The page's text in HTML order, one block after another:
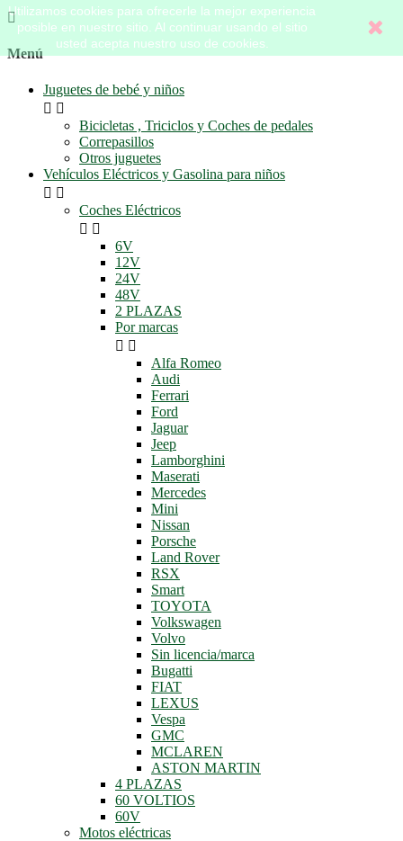
Utilizamos cookies para ofrecerle la mejor experiencia
posible en nuestro sitio. Al continuar usando el sitio
usted acepta nuestro uso de cookies.

Menú
Juguetes de bebé y niños
 
Bicicletas , Triciclos y Coches de pedales
Correpasillos
Otros juguetes
Vehículos Eléctricos y Gasolina para niños
 
Coches Eléctricos
 
6V
12V
24V
48V
2 PLAZAS
Por marcas
 
Alfa Romeo
Audi
Ferrari
Ford
Jaguar
Jeep
Lamborghini
Maserati
Mercedes
Mini
Nissan
Porsche
Land Rover
RSX
Smart
TOYOTA
Volkswagen
Volvo
Sin licencia/marca
Bugatti
FIAT
LEXUS
Vespa
GMC
MCLAREN
ASTON MARTIN
4 PLAZAS
60 VOLTIOS
60V
Motos eléctricas